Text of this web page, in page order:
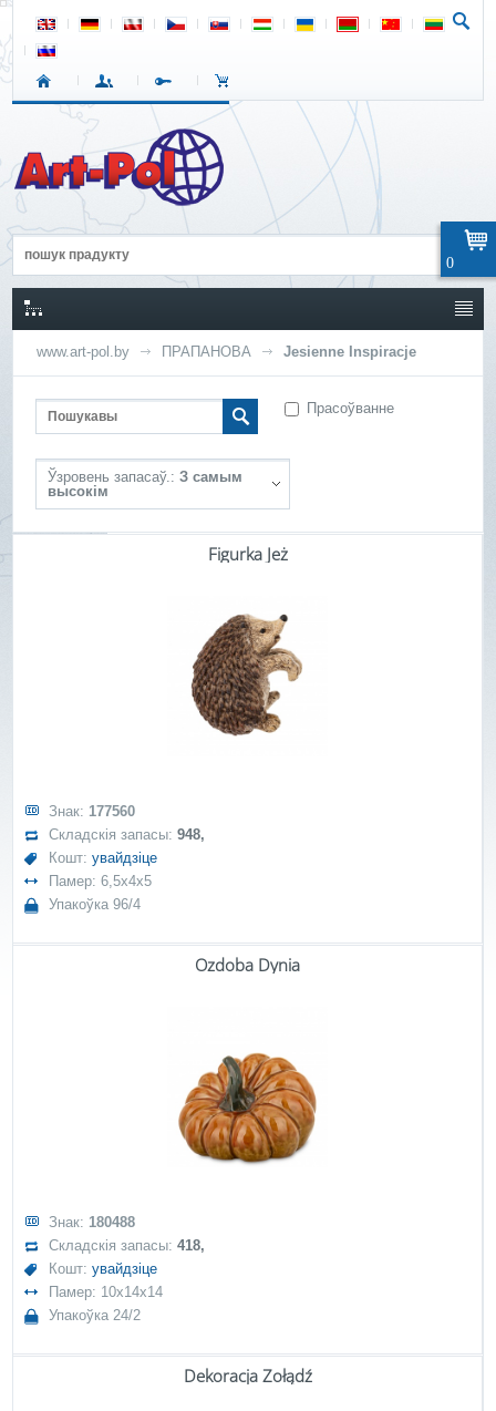
www.art-pol.by ПРАПАНОВА Jesienne Inspiracje
Прасоўванне
Ўзровень запасаў.: З самым
высокім
Figurka Jeż
Знак: 177560
Складскія запасы:948,
Кошт:увайдзіце
Памер: 6,5x4x5
Упакоўка 96/4
Ozdoba Dynia
Знак: 180488
Складскія запасы:418,
Кошт:увайдзіце
Памер: 10x14x14
Упакоўка 24/2
Dekoracja Żołądź
0